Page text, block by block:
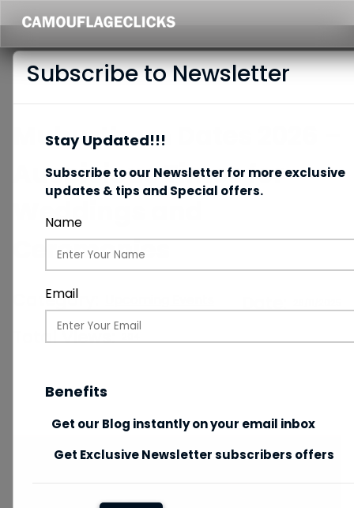
Muhurtham Dates 2026 –
Auspicious Times for
Weddings and
Ceremonies
Category:
Total Views:
Subscribe to Newsletter
Stay Updated!!!
Subscribe to our Newsletter for more exclusive
updates & tips and Special offers.
Name
Email
Benefits
Get our Blog instantly on your email inbox
Get Exclusive Newsletter subscribers offers